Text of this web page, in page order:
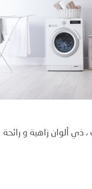
ذي ألوان زاهية و رائحة